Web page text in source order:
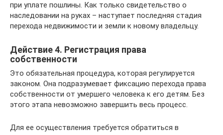
при уплате пошлины. Как только свидетельство о
наследовании на руках – наступает последняя стадия
перехода недвижимости и земли к новому владельцу.
Действие 4. Регистрация права
собственности
Это обязательная процедура, которая регулируется
законом. Она подразумевает фиксацию перехода права
собственности от умершего человека к его детям. Без
этого этапа невозможно завершить весь процесс.
Для ее осуществления требуется обратиться в